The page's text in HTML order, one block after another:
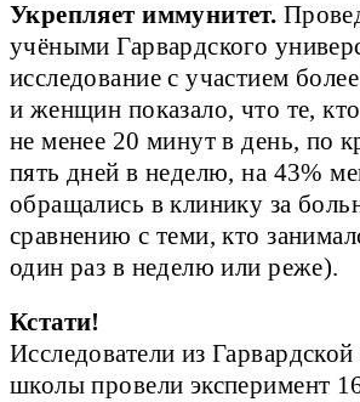
Укрепляет иммунитет.
учёными Гарвардского
исследование с участием
и женщин показало, что те,
не менее 20 минут в день, по
пять дней в неделю, на 43%
обращались в клинику за
сравнению с теми, кто
один раз в неделю или реже).
Кстати!
Исследователи из
школы провели эксперимент